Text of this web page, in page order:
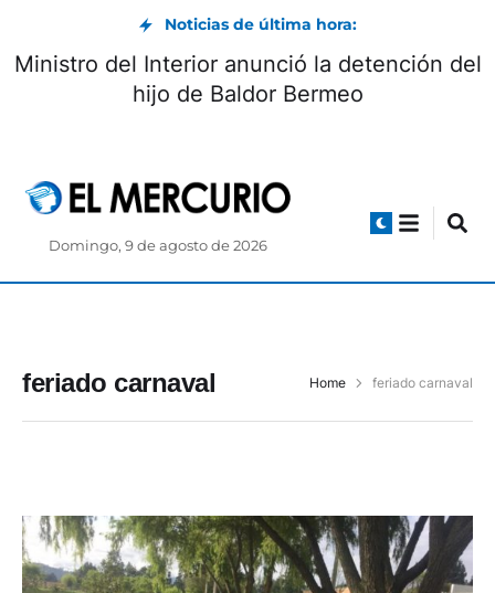
Noticias de última hora:
Ministro del Interior anunció la detención del
hijo de Baldor Bermeo
Domingo, 9 de agosto de 2026
feriado carnaval Home feriado carnaval